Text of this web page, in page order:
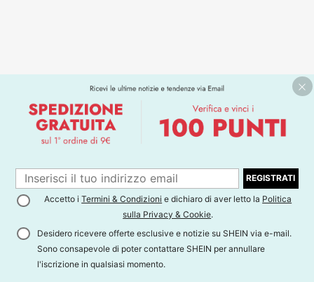
REGISTRATI
Accetto iTermini & Condizioni e dichiaro di aver letto la Politica
sulla Privacy & Cookie.
Desidero ricevere offerte esclusive e notizie su SHEIN via e-mail.
Sono consapevole di poter contattare SHEIN per annullare
l'iscrizione in qualsiasi momento.